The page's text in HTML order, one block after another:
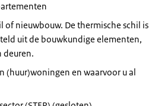
of nieuwbouw. De thermische schil is
uit de bouwkundige elementen,
deuren.
(huur)woningen en waarvoor u al